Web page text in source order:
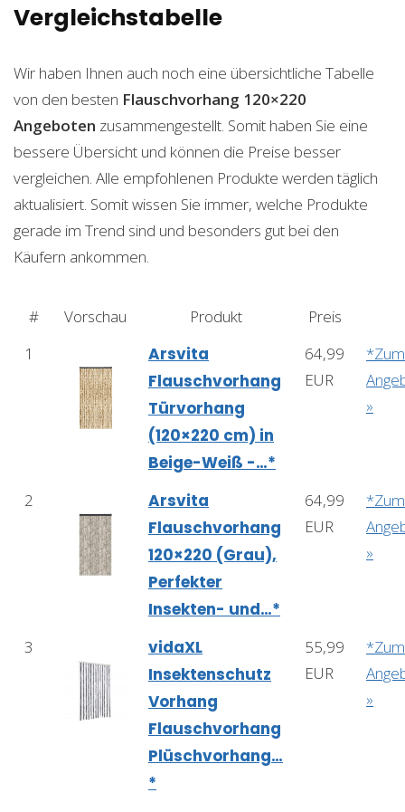
Vergleichstabelle
Wir haben Ihnen auch noch eine übersichtliche Tabelle
von den besten Flauschvorhang 120×220
Angeboten zusammengestellt. Somit haben Sie eine
bessere Übersicht und können die Preise besser
vergleichen. Alle empfohlenen Produkte werden täglich
aktualisiert. Somit wissen Sie immer, welche Produkte
gerade im Trend sind und besonders gut bei den
Käufern ankommen.
# Vorschau Produkt
Preis
1
Arsvita
Flauschvorhang
Türvorhang
(120×220 cm) in
Beige-Weiß -…*
64,99
EUR
*Zum
»
2
Arsvita
Flauschvorhang
120×220 (Grau),
Perfekter
Insekten- und…*
64,99
EUR
*Zum
»
3
vidaXL
Insektenschutz
Vorhang
Flauschvorhang
Plüschvorhang…
*
55,99
EUR
*Zum
»